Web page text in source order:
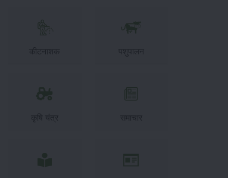
कीटनाशक पशुपालन
कृषि यंत्र समाचार